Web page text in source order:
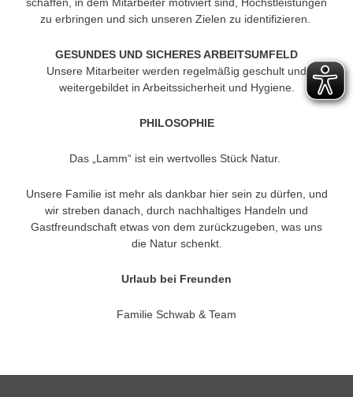
zu erbringen und sich unseren Zielen zu identifizieren.
GESUNDES UND SICHERES ARBEITSUMFELD
Unsere Mitarbeiter werden regelmäßig geschult und
weitergebildet in Arbeitssicherheit und Hygiene.
PHILOSOPHIE
Das „Lamm“ ist ein wertvolles Stück Natur.
Unsere Familie ist mehr als dankbar hier sein zu dürfen, und
wir streben danach, durch nachhaltiges Handeln und
Gastfreundschaft etwas von dem zurückzugeben, was uns
die Natur schenkt.
Urlaub bei Freunden
Familie Schwab & Team